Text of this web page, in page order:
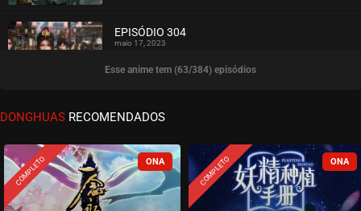
ASSISTIDO
EPISÓDIO 304
maio 17, 2023
ASSISTIDO
EPISÓDIO 303
EPISÓDIO 302
maio 17, 2023
Esse anime tem (63/384) episódios
DONGHUAS RECOMENDADOS
COMPLETO COMPLETO